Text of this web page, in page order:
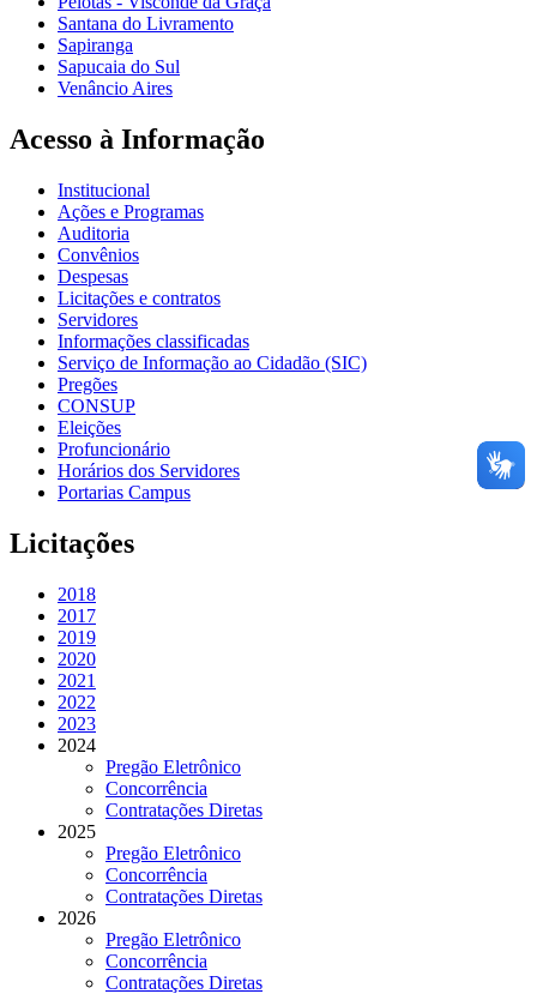
Santana do Livramento
Sapiranga
Sapucaia do Sul
Venâncio Aires
Acesso à Informação
Institucional
Ações e Programas
Auditoria
Convênios
Despesas
Licitações e contratos
Servidores
Informações classificadas
Serviço de Informação ao Cidadão (SIC)
Pregões
CONSUP
Eleições
Profuncionário
Horários dos Servidores
Portarias Campus
Licitações
2018
2017
2019
2020
2021
2022
2023
2024
Pregão Eletrônico
Concorrência
Contratações Diretas
2025
Pregão Eletrônico
Concorrência
Contratações Diretas
2026
Pregão Eletrônico
Concorrência
Contratações Diretas